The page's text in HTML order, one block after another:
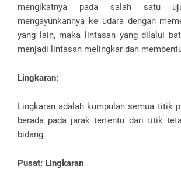
mengikatnya pada salah satu
mengayunkannya ke udara dengan
yang lain, maka lintasan yang dilalui
menjadi lintasan melingkar dan
Lingkaran:
Lingkaran adalah kumpulan semua titik
berada pada jarak tertentu dari titik
bidang.
Pusat: Lingkaran